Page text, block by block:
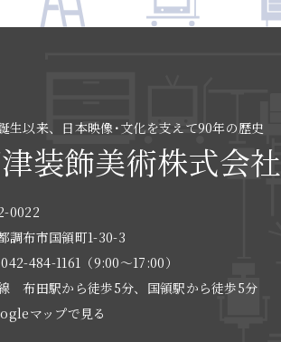
生以来、日本映像･文化を支えて90年の歴史
装飾美術株式会社
0022
調布市国領町1-30-3
484-1161（9:00〜17:00）
布田駅から徒歩5分、国領駅から徒歩5分
マップで見る